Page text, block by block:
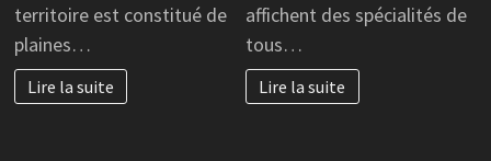
territoire est constitué de
plaines…
Lire la suite
affichent des spécialités de
tous…
Lire la suite